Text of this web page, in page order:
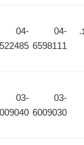
04-
6598111
6522485
6009030
6009040